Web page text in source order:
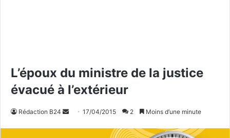
L’époux du ministre de la justice
évacué à l’extérieur
Rédaction B24 17/04/2015 2 Moins d’une minute